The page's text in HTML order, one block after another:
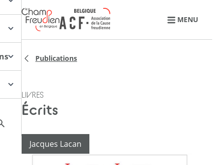
Retourner à l'accueil
MENU
Publications
LIVRES
Écrits
Jacques Lacan